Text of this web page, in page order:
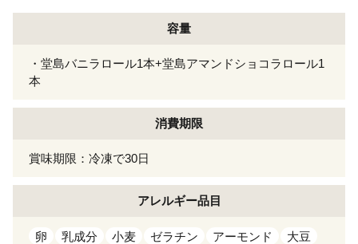
容量
・堂島バニラロール1本+堂島アマンドショコラロール1
本
消費期限
賞味期限：冷凍で30日
アレルギー品目
卵 乳成分 小麦 ゼラチン アーモンド 大豆